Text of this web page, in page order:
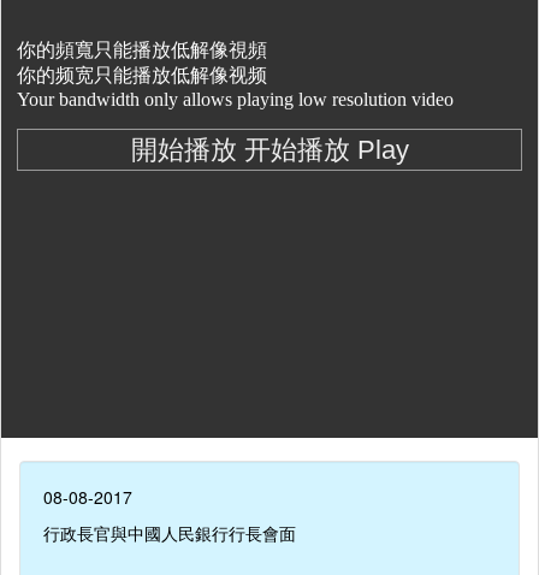
08-08-2017
行政長官與中國人民銀行行長會面